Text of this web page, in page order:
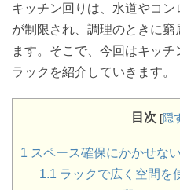
キッチン回りは、水道やコ
が制限され、調理のときに
ます。そこで、今回はキッ
ラックを紹介していきます。
目次 [隠
1 スペース確保にかかせな
1.1 ラックで広く空間を